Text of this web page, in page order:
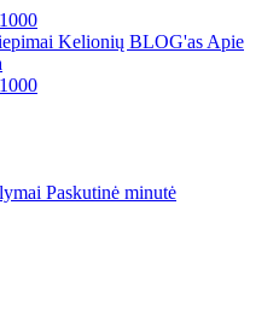
Kelionių BLOG'as Apie
Paskutinė minutė